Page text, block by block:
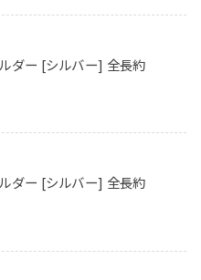
ダー [シルバー] 全長約
ダー [シルバー] 全長約